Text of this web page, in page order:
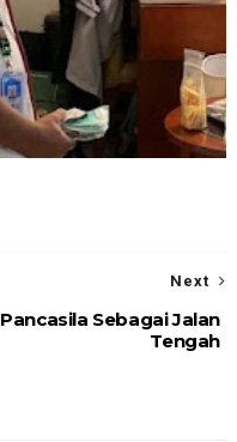
Next
Pancasila Sebagai Jalan
Tengah